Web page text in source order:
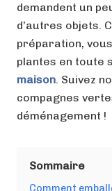
demandent un
d’autres objets.
préparation,
plantes en toute
maison. Suivez
compagnes
déménagement !
Sommaire
Comment